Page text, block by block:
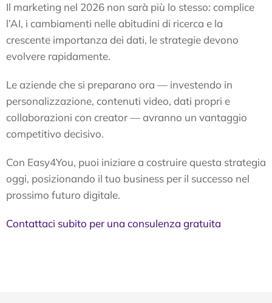
Il marketing nel 2026 non sarà più lo stesso: complice
l’AI, i cambiamenti nelle abitudini di ricerca e la
crescente importanza dei dati, le strategie devono
evolvere rapidamente.
Le aziende che si preparano ora — investendo in
personalizzazione, contenuti video, dati propri e
collaborazioni con creator — avranno un vantaggio
competitivo decisivo.
Con Easy4You, puoi iniziare a costruire questa strategia
oggi, posizionando il tuo business per il successo nel
prossimo futuro digitale.
Contattaci subito per una consulenza gratuita